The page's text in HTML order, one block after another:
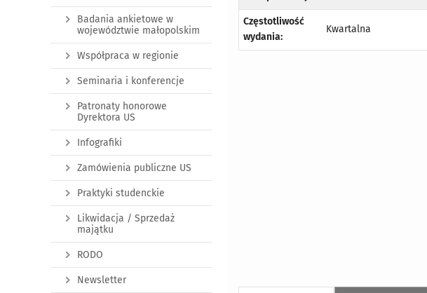
Częstotliwość
wydania:
Kwartalna
Badania ankietowe w
województwie małopolskim
Współpraca w regionie
Seminaria i konferencje
Patronaty honorowe
Dyrektora US
Infografiki
Zamówienia publiczne US
Praktyki studenckie
Likwidacja / Sprzedaż
majątku
RODO
Newsletter